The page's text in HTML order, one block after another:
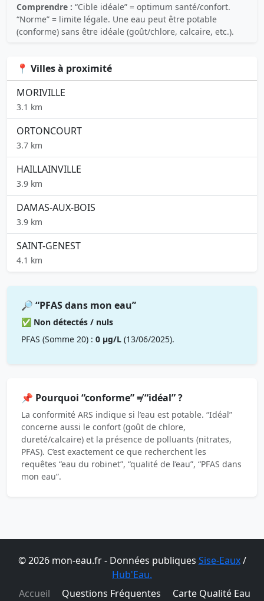
Comprendre : “Cible idéale” = optimum santé/confort.
“Norme” = limite légale. Une eau peut être potable
(conforme) sans être idéale (goût/chlore, calcaire, etc.).
📍 Villes à proximité
MORIVILLE
3.1 km
ORTONCOURT
3.7 km
HAILLAINVILLE
3.9 km
DAMAS-AUX-BOIS
3.9 km
SAINT-GENEST
4.1 km
🔎 “PFAS dans mon eau”
✅ Non détectés / nuls
PFAS (Somme 20) : 0 µg/L (13/06/2025).
📌 Pourquoi “conforme” ≠ “idéal” ?
La conformité ARS indique si l’eau est potable. “Idéal”
concerne aussi le confort (goût de chlore,
dureté/calcaire) et la présence de polluants (nitrates,
PFAS). C’est exactement ce que recherchent les
requêtes “eau du robinet”, “qualité de l’eau”, “PFAS dans
mon eau”.
© 2026 mon-eau.fr - Données publiques Sise-Eaux/
Hub'Eau.
Accueil
Questions Fréquentes
Carte Qualité Eau